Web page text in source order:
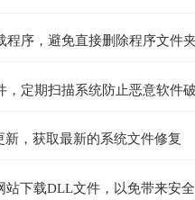
程序，避免直接删除程序文件夹
，定期扫描系统防止恶意软件
新，获取最新的系统文件修复
站下载DLL文件，以免带来安